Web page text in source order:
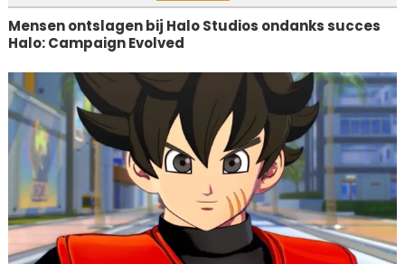
Mensen ontslagen bij Halo Studios ondanks succes
Halo: Campaign Evolved